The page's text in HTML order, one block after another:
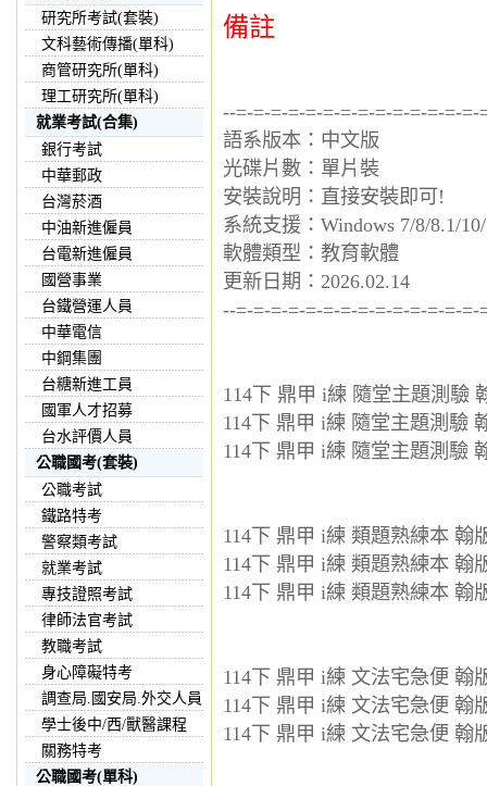
研究所考試(套裝)
文科藝術傳播(單科)
商管研究所(單科)
理工研究所(單科)
就業考試(合集)
銀行考試
中華郵政
台灣菸酒
中油新進僱員
台電新進僱員
國營事業
台鐵營運人員
中華電信
中鋼集團
台糖新進工員
國軍人才招募
台水評價人員
公職國考(套裝)
公職考試
鐵路特考
警察類考試
就業考試
專技證照考試
律師法官考試
教職考試
身心障礙特考
調查局.國安局.外交人員
學士後中/西/獸醫課程
關務特考
公職國考(單科)
備註
--=-=-=-=-=-=-=-=-=-=-=-=-=-
語系版本：中文版
光碟片數：單片裝
安裝說明：直接安裝即可!
系統支援：Windows 7/8/8.1/
軟體類型：教育軟體
更新日期：2026.02.14
--=-=-=-=-=-=-=-=-=-=-=-=-=-
114下 鼎甲 i練 隨堂主題測驗
114下 鼎甲 i練 隨堂主題測驗
114下 鼎甲 i練 隨堂主題測驗
114下 鼎甲 i練 類題熟練本 翰
114下 鼎甲 i練 類題熟練本 翰
114下 鼎甲 i練 類題熟練本 翰
114下 鼎甲 i練 文法宅急便 翰
114下 鼎甲 i練 文法宅急便 翰
114下 鼎甲 i練 文法宅急便 翰